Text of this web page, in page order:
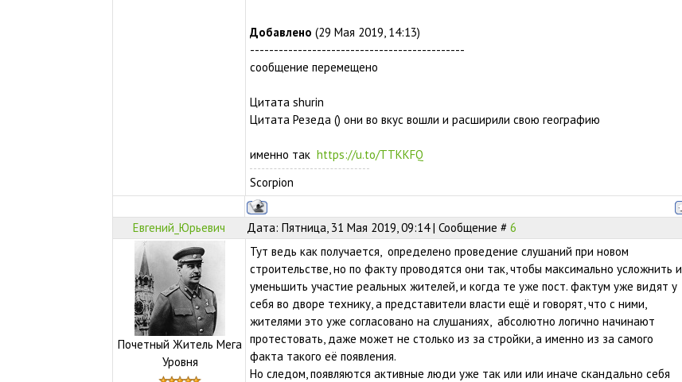
Добавлено (29 Мая 2019, 14:13)
---------------------------------------------
сообщение перемещено
Цитата shurin
Цитата Резеда () они во вкус вошли и расширили свою географию
именно так https://u.to/TTKKFQ
Scorpion
Евгений_Юрьевич Дата: Пятница, 31 Мая 2019, 09:14 | Сообщение # 6
Почетный Житель Мега
Уровня
Тут ведь как получается, определено проведение слушаний при новом
строительстве, но по факту проводятся они так, чтобы максимально усложнить и
уменьшить участие реальных жителей, и когда те уже пост. фактум уже видят у
себя во дворе технику, а представители власти ещё и говорят, что с ними,
жителями это уже согласовано на слушаниях, абсолютно логично начинают
протестовать, даже может не столько из за стройки, а именно из за самого
факта такого её появления.
Но следом, появляются активные люди уже так или или иначе скандально себя